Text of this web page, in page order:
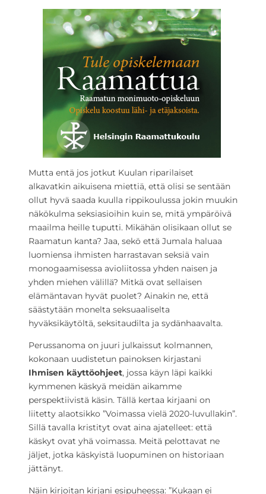
Mutta entä jos jotkut Kuulan riparilaiset
alkavatkin aikuisena miettiä, että olisi se sentään
ollut hyvä saada kuulla rippikoulussa jokin muukin
näkökulma seksiasioihin kuin se, mitä ympäröivä
maailma heille tuputti. Mikähän olisikaan ollut se
Raamatun kanta? Jaa, sekö että Jumala haluaa
luomiensa ihmisten harrastavan seksiä vain
monogaamisessa avioliitossa yhden naisen ja
yhden miehen välillä? Mitkä ovat sellaisen
elämäntavan hyvät puolet? Ainakin ne, että
säästytään monelta seksuaaliselta
hyväksikäytöltä, seksitaudilta ja sydänhaavalta.
Perussanoma on juuri julkaissut kolmannen,
kokonaan uudistetun painoksen kirjastani
Ihmisen käyttöohjeet, jossa käyn läpi kaikki
kymmenen käskyä meidän aikamme
perspektiivistä käsin. Tällä kertaa kirjaani on
liitetty alaotsikko ”Voimassa vielä 2020-luvullakin”.
Sillä tavalla kristityt ovat aina ajatelleet: että
käskyt ovat yhä voimassa. Meitä pelottavat ne
jäljet, jotka käskyistä luopuminen on historiaan
jättänyt.
Näin kirjoitan kirjani esipuheessa: ”Kukaan ei